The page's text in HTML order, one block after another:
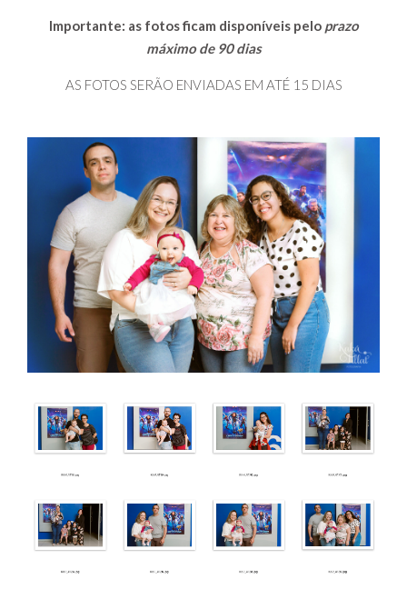
Importante: as fotos ficam disponíveis peloprazo
máximo de 90 dias
AS FOTOS SERÃO ENVIADAS EM ATÉ 15 DIAS